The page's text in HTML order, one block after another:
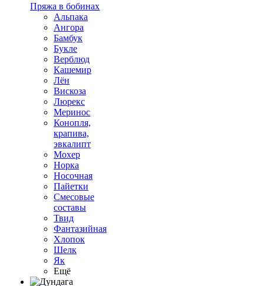
Пряжа в бобинах
Альпака
Ангора
Бамбук
Букле
Верблюд
Кашемир
Лён
Вискоза
Люрекс
Меринос
Конопля,
крапива,
эвкалипт
Мохер
Норка
Носочная
Пайетки
Смесовые
составы
Твид
Фантазийная
Хлопок
Шелк
Як
Ещё